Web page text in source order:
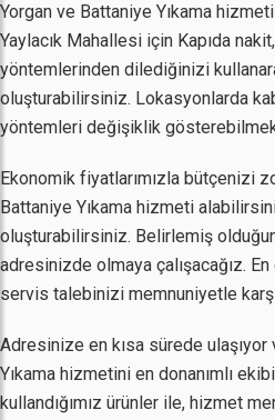
Yorgan ve Battaniye Yıkama
Yaylacık Mahallesi için Kapıda
yöntemlerinden dilediğinizi
oluşturabilirsiniz. Lokasyonlarda
yöntemleri değişiklik
Ekonomik fiyatlarımızla bütçenizi
Battaniye Yıkama hizmeti
oluşturabilirsiniz. Belirlemiş
adresinizde olmaya çalışacağız.
servis talebinizi memnuniyetle
Adresinize en kısa sürede ulaşıyor
Yıkama hizmetini en donanımlı
kullandığımız ürünler ile, hizmet